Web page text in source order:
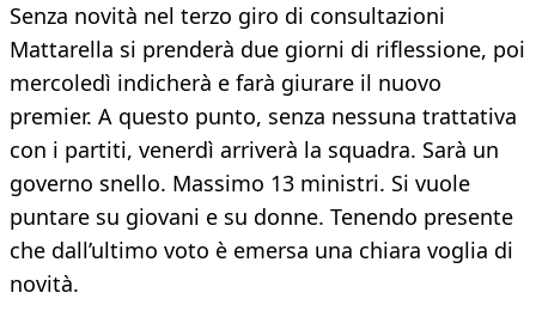
Senza novità nel terzo giro di consultazioni
Mattarella si prenderà due giorni di riflessione, poi
mercoledì indicherà e farà giurare il nuovo
premier. A questo punto, senza nessuna trattativa
con i partiti, venerdì arriverà la squadra. Sarà un
governo snello. Massimo 13 ministri. Si vuole
puntare su giovani e su donne. Tenendo presente
che dall’ultimo voto è emersa una chiara voglia di
novità.